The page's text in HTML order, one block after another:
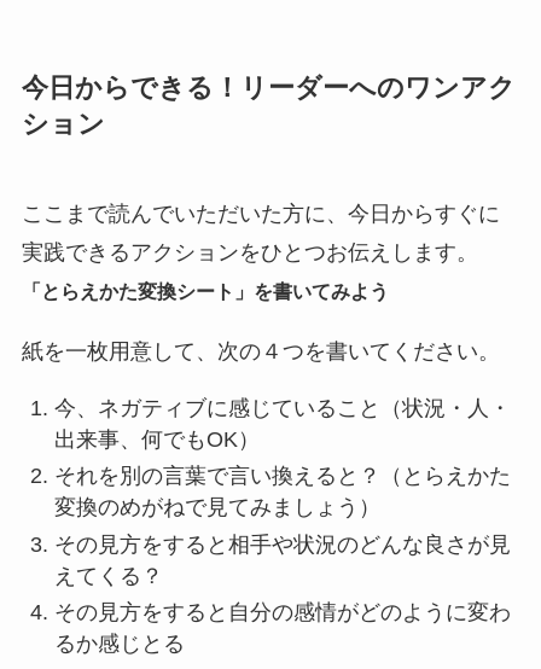
今日からできる！リーダーへのワンアク
ション
ここまで読んでいただいた方に、今日からすぐに
実践できるアクションをひとつお伝えします。
「とらえかた変換シート」を書いてみよう
紙を一枚用意して、次の４つを書いてください。
今、ネガティブに感じていること（状況・人・
出来事、何でもOK）
それを別の言葉で言い換えると？（とらえかた
変換のめがねで見てみましょう）
その見方をすると相手や状況のどんな良さが見
えてくる？
その見方をすると自分の感情がどのように変わ
るか感じとる